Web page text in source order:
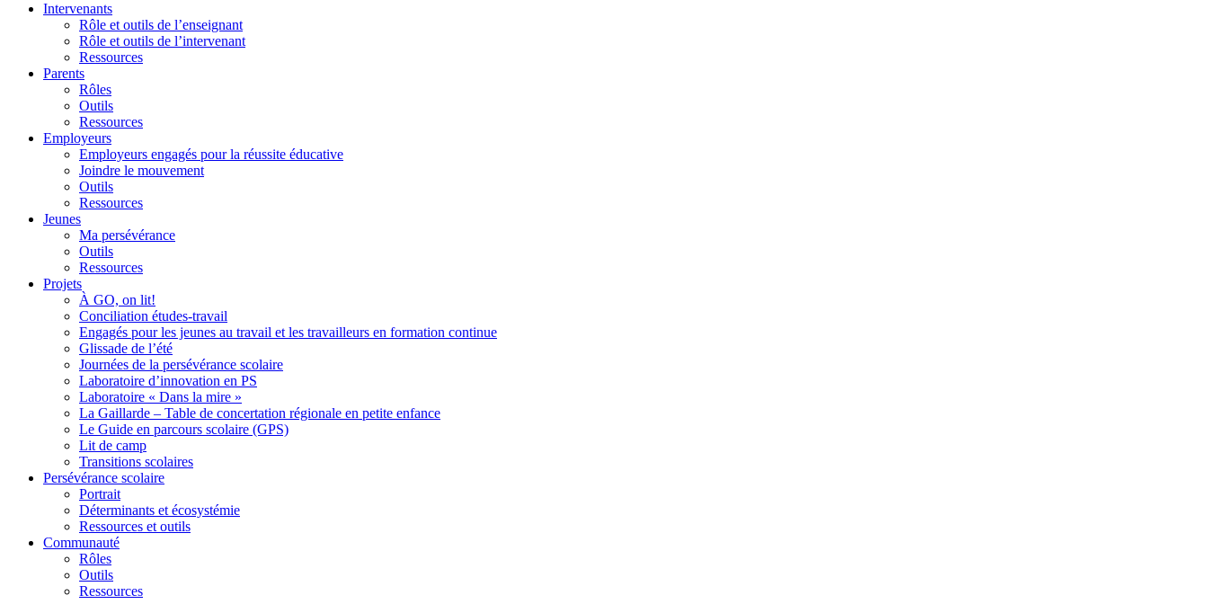
Intervenants
Rôle et outils de l’enseignant
Rôle et outils de l’intervenant
Ressources
Parents
Rôles
Outils
Ressources
Employeurs
Employeurs engagés pour la réussite éducative
Joindre le mouvement
Outils
Ressources
Jeunes
Ma persévérance
Outils
Ressources
Projets
À GO, on lit!
Conciliation études-travail
Engagés pour les jeunes au travail et les travailleurs en formation continue
Glissade de l’été
Journées de la persévérance scolaire
Laboratoire d’innovation en PS
Laboratoire « Dans la mire »
La Gaillarde – Table de concertation régionale en petite enfance
Le Guide en parcours scolaire (GPS)
Lit de camp
Transitions scolaires
Persévérance scolaire
Portrait
Déterminants et écosystémie
Ressources et outils
Communauté
Rôles
Outils
Ressources